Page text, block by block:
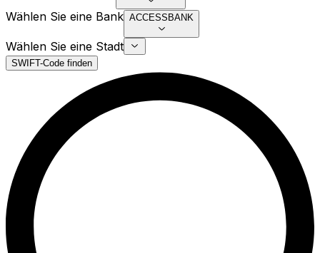
Wählen Sie eine Bank ACCESSBANK
Wählen Sie eine Stadt
SWIFT-Code finden